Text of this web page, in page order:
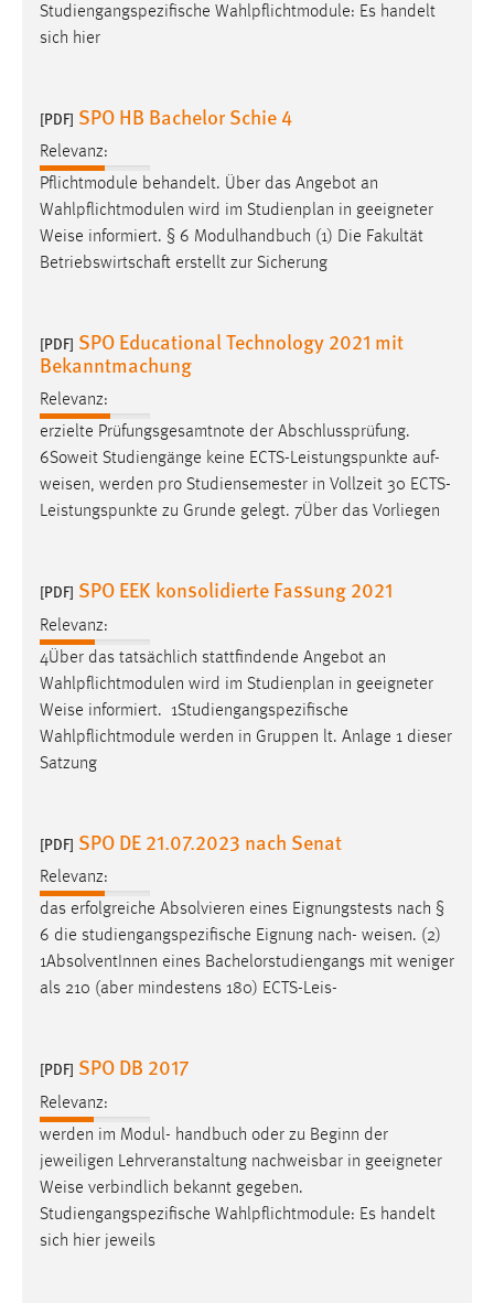
Studiengangspezifische Wahlpflichtmodule: Es handelt
sich hier
[PDF] SPO HB Bachelor Schie 4
Relevanz:
Pflichtmodule behandelt. Über das Angebot an
Wahlpflichtmodulen wird im Studienplan in geeigneter
Weise informiert. § 6 Modulhandbuch (1) Die Fakultät
Betriebswirtschaft erstellt zur Sicherung
[PDF] SPO Educational Technology 2021 mit
Bekanntmachung
Relevanz:
erzielte Prüfungsgesamtnote der Abschlussprüfung.
6Soweit Studiengänge keine ECTS-Leistungspunkte auf-
weisen, werden pro Studiensemester in Vollzeit 30 ECTS-
Leistungspunkte zu Grunde gelegt. 7Über das Vorliegen
[PDF] SPO EEK konsolidierte Fassung 2021
Relevanz:
4Über das tatsächlich stattfindende Angebot an
Wahlpflichtmodulen wird im Studienplan in geeigneter
Weise informiert. ­ 1Studiengangspezifische
Wahlpflichtmodule werden in Gruppen lt. Anlage 1 dieser
Satzung
[PDF] SPO DE 21.07.2023 nach Senat
Relevanz:
das erfolgreiche Absolvieren eines Eignungstests nach §
6 die studiengangspezifische Eignung nach- weisen. (2)
1AbsolventInnen eines Bachelorstudiengangs mit weniger
als 210 (aber mindestens 180) ECTS-Leis-
[PDF] SPO DB 2017
Relevanz:
werden im Modul- handbuch oder zu Beginn der
jeweiligen Lehrveranstaltung nachweisbar in geeigneter
Weise verbindlich bekannt gegeben.
Studiengangspezifische Wahlpflichtmodule: Es handelt
sich hier jeweils